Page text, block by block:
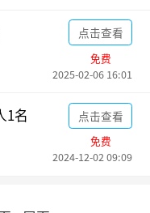
点击查看
免费
2025-02-06 16:01
1名 点击查看
免费
2024-12-02 09:09